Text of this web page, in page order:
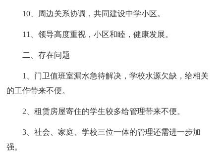
10、周边关系协调，共同建设中学小区。
11、领导高度重视，小区和睦，健康发展。
二、存在问题
1、门卫值班室漏水急待解决，学校水源欠缺，给相关
的工作带来不便。
2、租赁房屋寄住的学生较多给管理带来不便。
3、社会、家庭、学校三位一体的管理还需进一步加
强。